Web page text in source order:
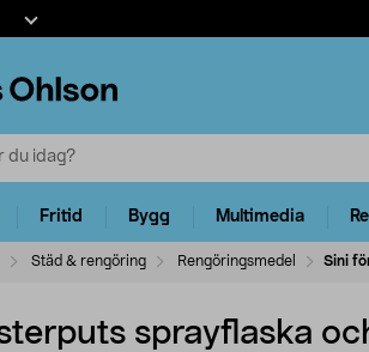
Fritid Bygg Multimedia
Städ & rengöring Rengöringsmedel Sini
sprayflaska